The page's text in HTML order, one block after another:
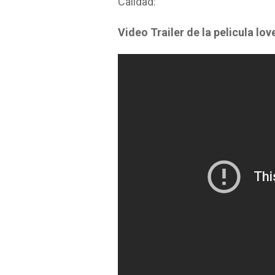
Video Trailer de la pelicula